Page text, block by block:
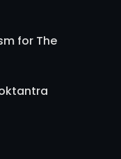
for The